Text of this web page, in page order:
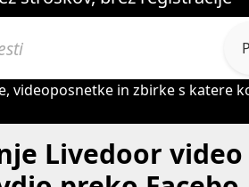
videoposnetke in zbirke s katere
Livedoor